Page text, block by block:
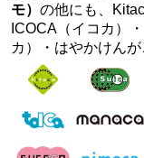
モ） の他にも、
ICOCA（イコカ）
カ）・はやかけんが